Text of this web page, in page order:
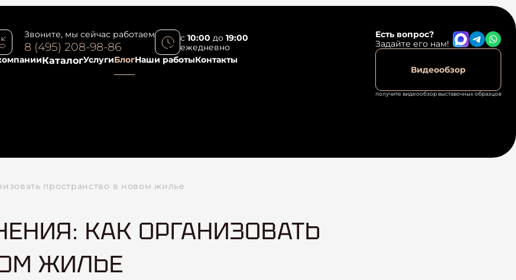
Звоните, мы сейчас работаем
8 (495) 208-98-86
с 10:00 до 19:00
ежедневно
КаталогУслугиБлогНаши работыКонтакты
Есть вопрос?
Задайте его нам!
Видеообзор
получите видеообзор выставочных образцов
пространство в новом жилье
КАК ОРГАНИЗОВАТЬ
ЖИЛЬЕ